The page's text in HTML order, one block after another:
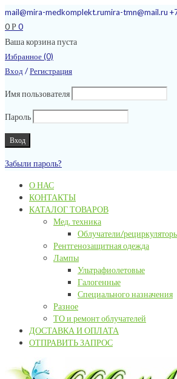
mail@mira-medkomplekt.rumira-tmn@mail.ru
0 Р 0
Ваша корзина пуста
Избранное (0)
Вход /Регистрация
Имя пользователя
Пароль
Забыли пароль?
О НАС
КОНТАКТЫ
КАТАЛОГ ТОВАРОВ
Мед. техника
Облучатели/
Рентгенозащитная одежда
Лампы
Ультрафиолетовые
Галогенные
Специального назначения
Разное
ТО и ремонт облучателей
ДОСТАВКА И ОПЛАТА
ОТПРАВИТЬ ЗАПРОС